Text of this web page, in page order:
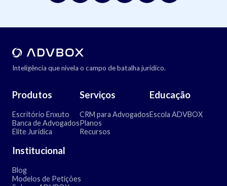
Inteligência que nivela o campo de batalha jurídico.
Produtos
Escritório Enxuto
Banca de Advogados
Elite Jurídica
Serviços
CRM para Advogados
Planos
Recursos
Educação
Escola ADVBOX
Institucional
Blog
Modelos de Petições